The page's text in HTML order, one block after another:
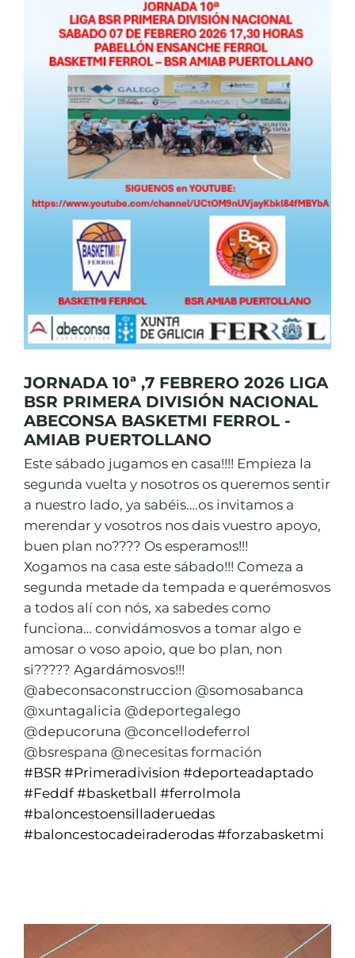
JORNADA 10ª ,7 FEBRERO 2026 LIGA
BSR PRIMERA DIVISIÓN NACIONAL
ABECONSA BASKETMI FERROL -
AMIAB PUERTOLLANO
Este sábado jugamos en casa!!!! Empieza la
segunda vuelta y nosotros os queremos sentir
a nuestro lado, ya sabéis….os invitamos a
merendar y vosotros nos dais vuestro apoyo,
buen plan no???? Os esperamos!!!
Xogamos na casa este sábado!!! Comeza a
segunda metade da tempada e querémosvos
a todos alí con nós, xa sabedes como
funciona… convidámosvos a tomar algo e
amosar o voso apoio, que bo plan, non
si????? Agardámosvos!!!
@abeconsaconstruccion @somosabanca
@xuntagalicia @deportegalego
@depucoruna @concellodeferrol
@bsrespana @necesitas formación
#BSR #Primeradivision #deporteadaptado
#Feddf #basketball #ferrolmola
#baloncestoensilladeruedas
#baloncestocadeiraderodas #forzabasketmi